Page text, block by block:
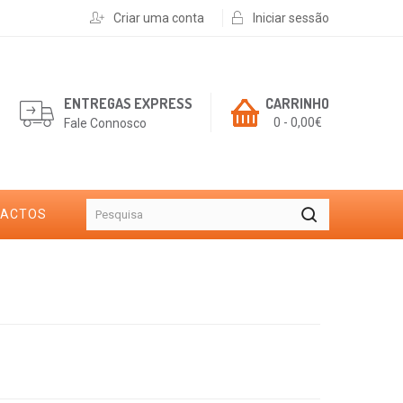
Criar uma conta Iniciar sessão
CARRINHO
0 - 0,00€
ENTREGAS EXPRESS
Fale Connosco